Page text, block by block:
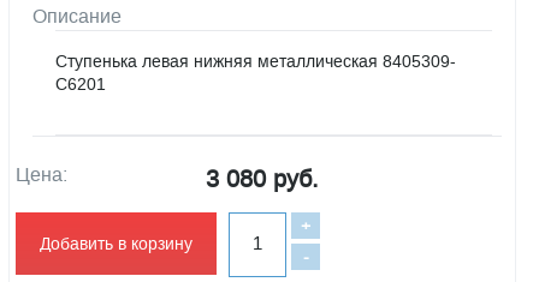
Описание
Ступенька левая нижняя металлическая 8405309-
C6201
Цена: 3 080 руб.
Добавить в корзину
-
+